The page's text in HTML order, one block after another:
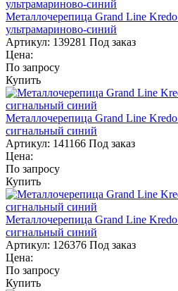
Металлочерепица Grand Line
ультрамариново-синий
Артикул: 139281 Под заказ
Цена:
По запросу
Купить
Металлочерепица Grand Line
сигнальный синий
Артикул: 141166 Под заказ
Цена:
По запросу
Купить
Металлочерепица Grand Line
сигнальный синий
Артикул: 126376 Под заказ
Цена:
По запросу
Купить